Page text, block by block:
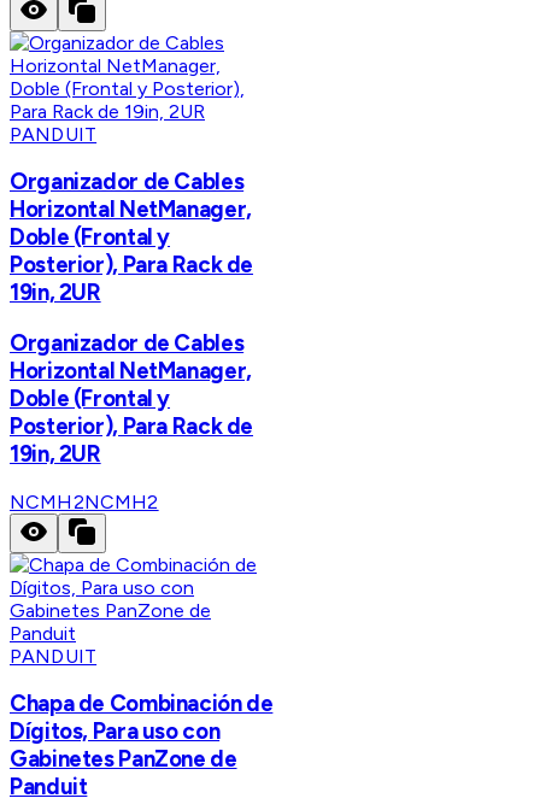
PANDUIT
Organizador de Cables
Horizontal NetManager,
Doble (Frontal y
Posterior), Para Rack de
19in, 2UR
Organizador de Cables
Horizontal NetManager,
Doble (Frontal y
Posterior), Para Rack de
19in, 2UR
NCMH2NCMH2
PANDUIT
Chapa de Combinación de
Dígitos, Para uso con
Gabinetes PanZone de
Panduit